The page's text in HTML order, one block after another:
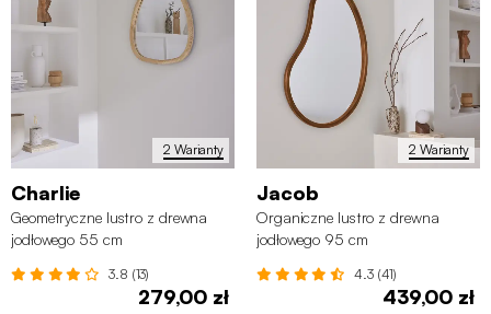
2 Warianty
Charlie
Geometryczne lustro z drewna
jodłowego 55 cm
3.8 (13)
279,00 zł
2 Warianty
Jacob
Organiczne lustro z drewna
jodłowego 95 cm
4.3 (41)
439,00 zł